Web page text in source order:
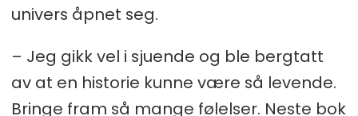
univers åpnet seg.
– Jeg gikk vel i sjuende og ble bergtatt
av at en historie kunne være så levende.
Bringe fram så mange følelser. Neste bok